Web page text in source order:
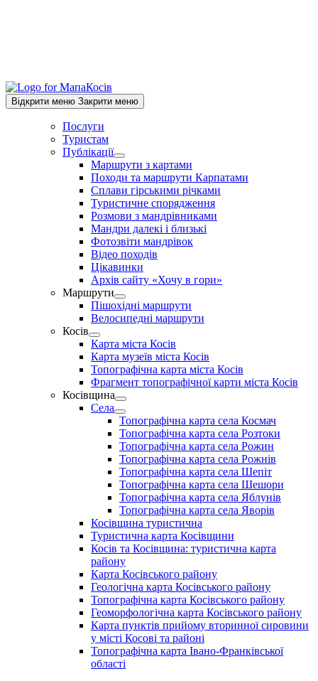
Відкрити меню Закрити меню
Послуги
Туристам
Публікації
Show
sub
menu
Маршрути з картами
Походи та маршрути Карпатами
Сплави гірськими річками
Туристичне спорядження
Розмови з мандрівниками
Мандри далекі і близькі
Фотозвіти мандрівок
Відео походів
Цікавинки
Архів сайту «Хочу в гори»
Маршрути
Show
sub
menu
Пішохідні маршрути
Велосипедні маршрути
Косів
Show
sub
menu
Карта міста Косів
Карта музеїв міста Косів
Топографічна карта міста Косів
Фрагмент топографічної карти міста Косів
Косівщина
Show
sub
menu
Села
Show
sub
menu
Топографічна карта села Космач
Топографічна карта села Розтоки
Топографічна карта села Рожин
Топографічна карта села Рожнів
Топографічна карта села Шепіт
Топографічна карта села Шешори
Топографічна карта села Яблунів
Топографічна карта села Яворів
Косівщина туристична
Туристична карта Косівщини
Косів та Косівщина: туристична карта
району
Карта Косівського району
Геологічна карта Косівського району
Топографічна карта Косівського району
Геоморфологічна карта Косівського району
Карта пунктів прийому вторинної сировини
у місті Косові та районі
Топографічна карта Івано-Франківської
області